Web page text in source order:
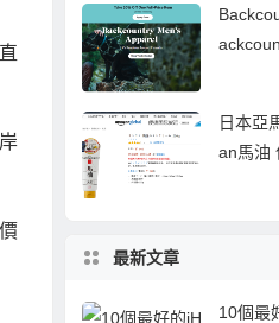
8小時
日折扣
用優惠
日本亞
an馬油
花香
最新文章
10個最